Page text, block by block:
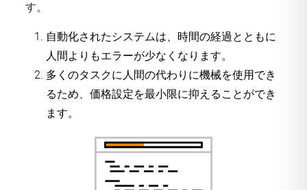
す。
自動化されたシステムは、時間の経過とともに
人間よりもエラーが少なくなります。
多くのタスクに人間の代わりに機械を使用でき
るため、価格設定を最小限に抑えることができ
ます。